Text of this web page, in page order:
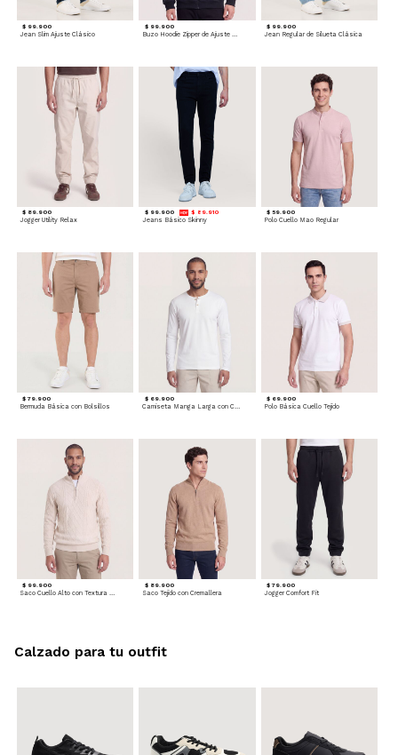
$ 99.900
Jean Slim Ajuste Clásico
$ 99.900 $ 99.900
Jean Regular de Silueta Clásica
$ 89.900
Jogger Utility Relax
$ 99.900 $ 89.910
Jeans Básico Skinny
$ 59.900
Polo Cuello Mao Regular
$ 79.900
Bermuda Básica con Bolsillos
$ 69.900
Camiseta Manga Larga con Cuello Henley
$ 69.900
Polo Básica Cuello Tejido
$ 99.900
Saco Cuello Alto con Textura Trenzada
$ 89.900
Saco Tejido con Cremallera
$ 79.900
Jogger Comfort Fit
Calzado para tu outfit